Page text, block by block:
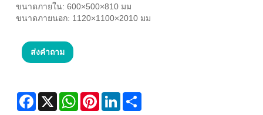
ขนาดภายใน: 600×500×810 มม
ขนาดภายนอก: 1120×1100×2010 มม
ส่งคำถาม
Facebook
X WhatsAppPinterestLinkedIn